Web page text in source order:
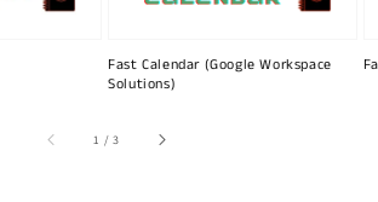
Fast Calendar (Google Workspace
Solutions)
1 /sur
3